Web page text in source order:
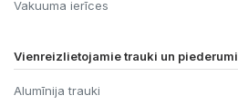
Vakuuma ierīces
Vienreizlietojamie trauki un piederumi
Alumīnija trauki